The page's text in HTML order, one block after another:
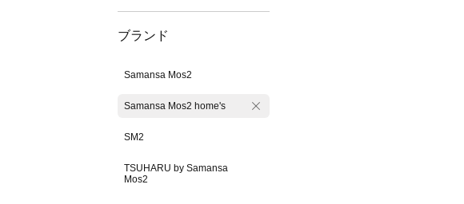
ブランド
Samansa Mos2
Samansa Mos2 home's
SM2
TSUHARU by Samansa
Mos2